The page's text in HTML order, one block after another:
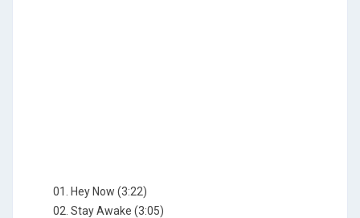
01. Hey Now (3:22)
02. Stay Awake (3:05)